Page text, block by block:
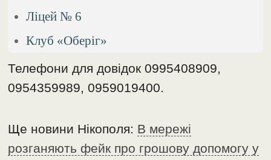
Ліцей № 6
Клуб «Оберіг»
Телефони для довідок 0995408909,
0954359989, 0959019400.
Ще новини Нікополя: В мережі
розганяють фейк про грошову допомогу у